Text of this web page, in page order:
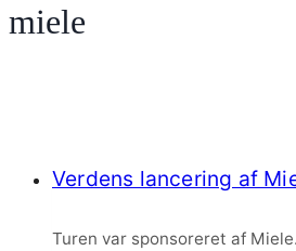
miele
Verdens lancering af
Turen var sponsoreret af